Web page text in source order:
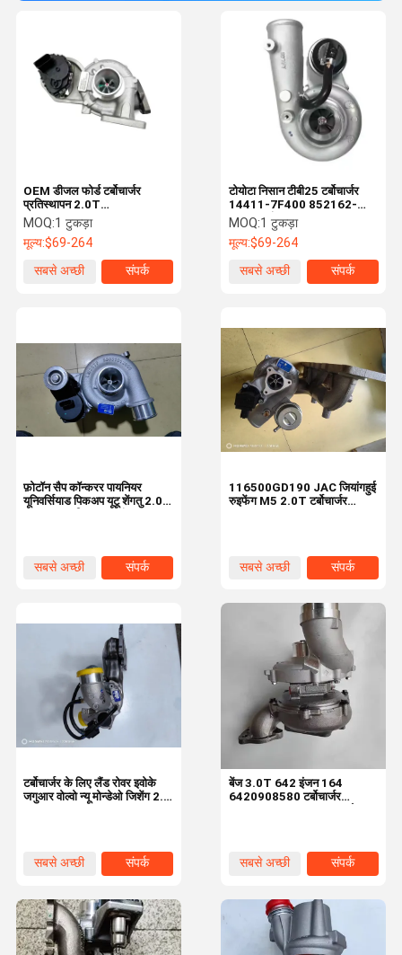
घर उत्पाद वीडियो हमारे बारे में
टोयोटा निसान टीबी25 टर्बोचार्जर
14411-7F400 852162-
5001S इंजन सहायक उपकरण
MOQ:1 टुकड़ा
मूल्य:$69-264
सबसे अच्छी
संपर्क
OEM डीजल फोर्ड टर्बोचार्जर
प्रतिस्थापन 2.0T
GTE1446VKZ 850229-
5004S
MOQ:1 टुकड़ा
मूल्य:$69-264
सबसे अच्छी
संपर्क
116500GD190 JAC जियांगहुई
रुइफेंग M5 2.0T टर्बोचार्जर
सबसे अच्छी
संपर्क
फ़ोटॉन सैप कॉन्करर पायनियर
यूनिवर्सियाड पिकअप यूटू शेंगतु 2.0T
सबसे अच्छी
संपर्क
बेंज 3.0T 642 इंजन 164
6420908580 टर्बोचार्जर
सबसे अच्छी
संपर्क
टर्बोचार्जर के लिए लैंड रोवर इवोके
जगुआर वोल्वो न्यू मोन्डेओ जिशेंग 2.0
सबसे अच्छी
संपर्क